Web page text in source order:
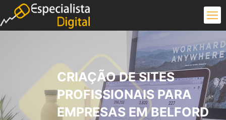
CRIAÇÃO DE SITES
PROFISSIONAIS PARA
EMPRESAS EM BELFORD